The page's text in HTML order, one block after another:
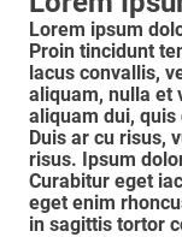
Lorem ipsum
Proin tincidunt
lacus convallis,
aliquam, nulla et
aliquam dui,
Duis ar cu risus,
risus. Ipsum
Curabitur eget
eget enim
in sagittis tortor